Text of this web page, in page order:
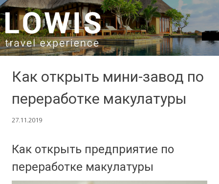
SKIP TO CONTENT
Как открыть мини-завод по
переработке макулатуры
27.11.2019
Как открыть предприятие по
переработке макулатуры